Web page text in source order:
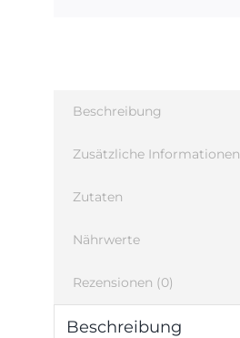
Beschreibung
Zusätzliche Informationen
Zutaten
Nährwerte
Rezensionen (0)
Beschreibung